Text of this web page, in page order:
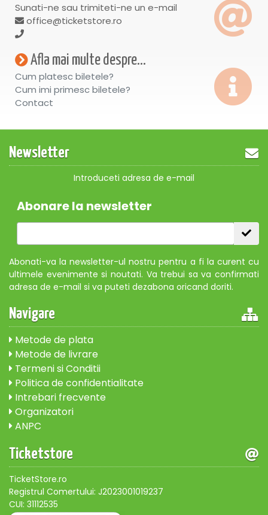
Sunati-ne sau trimiteti-ne un e-mail
office@ticketstore.ro
Afla mai multe despre...
Cum platesc biletele?
Cum imi primesc biletele?
Contact
Newsletter
Introduceti adresa de e-mail
Abonare la newsletter
Abonati-va la newsletter-ul nostru pentru a fi la curent cu
ultimele evenimente si noutati. Va trebui sa va confirmati
adresa de e-mail si va puteti dezabona oricand doriti.
Navigare
Metode de plata
Metode de livrare
Termeni si Conditii
Politica de confidentialitate
Intrebari frecvente
Organizatori
ANPC
Ticketstore
TicketStore.ro
Registrul Comertului: J2023001019237
CUI: 31112535